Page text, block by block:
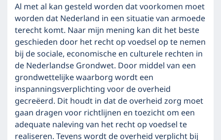
Al met al kan gesteld worden dat voorkomen moet
worden dat Nederland in een situatie van armoede
terecht komt. Naar mijn mening kan dit het beste
geschieden door het recht op voedsel op te nemen
bij de sociale, economische en culturele rechten in
de Nederlandse Grondwet. Door middel van een
grondwettelijke waarborg wordt een
inspanningsverplichting voor de overheid
gecreëerd. Dit houdt in dat de overheid zorg moet
gaan dragen voor richtlijnen en toezicht om een
adequate naleving van het recht op voedsel te
realiseren. Tevens wordt de overheid verplicht bij